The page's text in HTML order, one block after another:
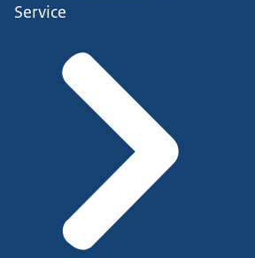
Service